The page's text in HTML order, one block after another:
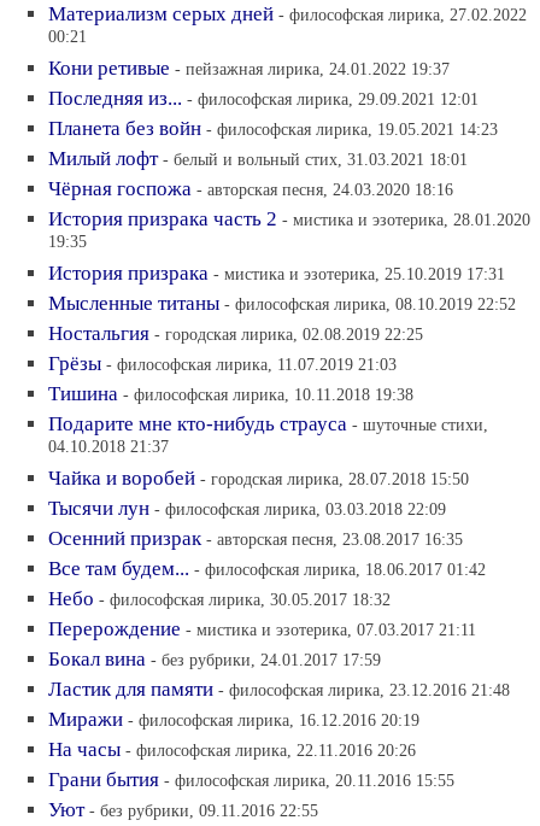
Материализм серых дней - философская лирика, 27.02.2022
00:21
Кони ретивые - пейзажная лирика, 24.01.2022 19:37
Последняя из... - философская лирика, 29.09.2021 12:01
Планета без войн - философская лирика, 19.05.2021 14:23
Милый лофт - белый и вольный стих, 31.03.2021 18:01
Чёрная госпожа - авторская песня, 24.03.2020 18:16
История призрака часть 2 - мистика и эзотерика, 28.01.2020
19:35
История призрака - мистика и эзотерика, 25.10.2019 17:31
Мысленные титаны - философская лирика, 08.10.2019 22:52
Ностальгия - городская лирика, 02.08.2019 22:25
Грёзы - философская лирика, 11.07.2019 21:03
Тишина - философская лирика, 10.11.2018 19:38
Подарите мне кто-нибудь страуса - шуточные стихи,
04.10.2018 21:37
Чайка и воробей - городская лирика, 28.07.2018 15:50
Тысячи лун - философская лирика, 03.03.2018 22:09
Осенний призрак - авторская песня, 23.08.2017 16:35
Все там будем... - философская лирика, 18.06.2017 01:42
Небо - философская лирика, 30.05.2017 18:32
Перерождение - мистика и эзотерика, 07.03.2017 21:11
Бокал вина - без рубрики, 24.01.2017 17:59
Ластик для памяти - философская лирика, 23.12.2016 21:48
Миражи - философская лирика, 16.12.2016 20:19
На часы - философская лирика, 22.11.2016 20:26
Грани бытия - философская лирика, 20.11.2016 15:55
Уют - без рубрики, 09.11.2016 22:55